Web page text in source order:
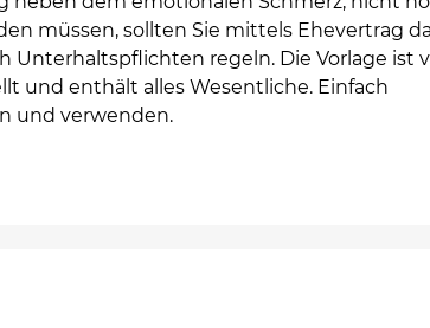
müssen, sollten Sie mittels Ehevertrag
Unterhaltspflichten regeln. Die Vorlage ist
und enthält alles Wesentliche. Einfach
und verwenden.